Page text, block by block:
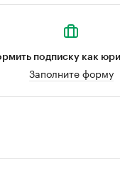
подписку как
Заполните форму